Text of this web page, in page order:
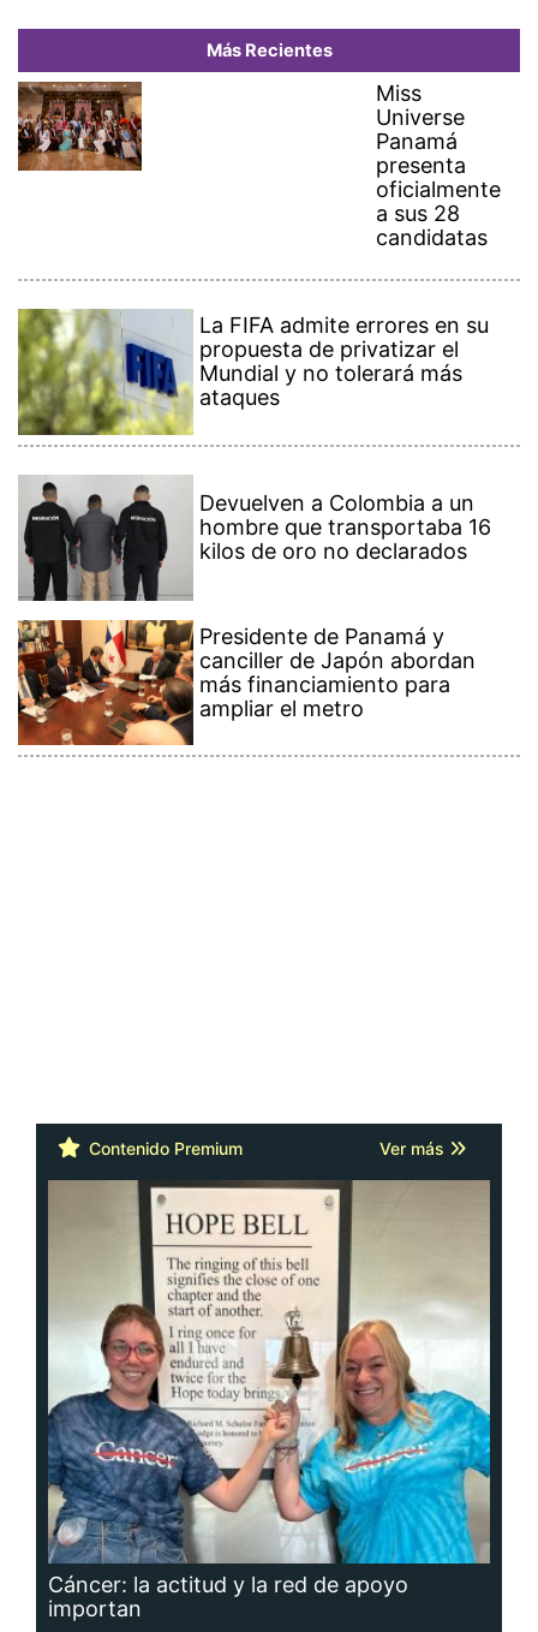
Más Recientes
Miss
Universe
Panamá
presenta
oficialmente
a sus 28
candidatas
La FIFA admite errores en su
propuesta de privatizar el
Mundial y no tolerará más
ataques
Devuelven a Colombia a un
hombre que transportaba 16
kilos de oro no declarados
Presidente de Panamá y
canciller de Japón abordan
más financiamiento para
ampliar el metro
Contenido Premium Ver más
Cáncer: la actitud y la red de apoyo
importan